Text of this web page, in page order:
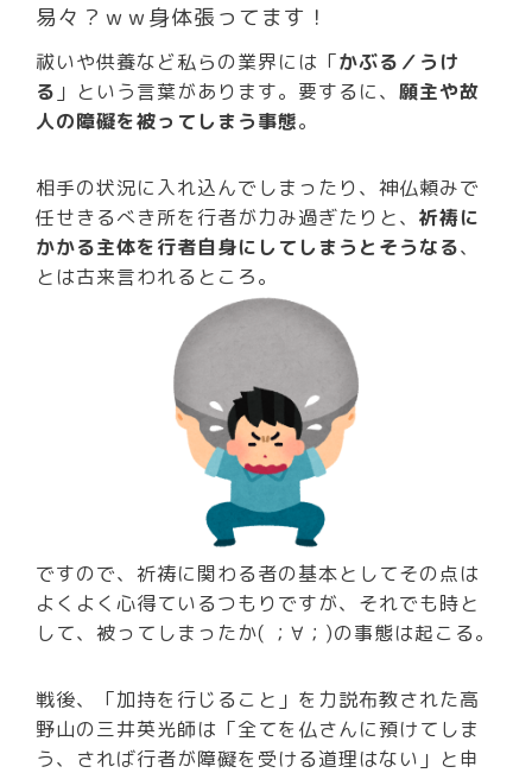
易々？ｗｗ身体張ってます！
祓いや供養など私らの業界には「かぶる／うけ
る 」という言葉があります。要するに、願主や故
人の障礙を被ってしまう事態。
相手の状況に入れ込んでしまったり、神仏頼みで
任せきるべき所を行者が力み過ぎたりと、祈祷に
かかる主体を行者自身にしてしまうとそうなる、
とは古来言われるところ。
ですので、祈祷に関わる者の基本としてその点は
よくよく心得ているつもりですが、それでも時と
して、被ってしまったか( ；∀；)の事態は起こる。
戦後、「加持を行じること」を力説布教された高
野山の三井英光師は「全てを仏さんに預けてしま
う、されば行者が障礙を受ける道理はない」と申